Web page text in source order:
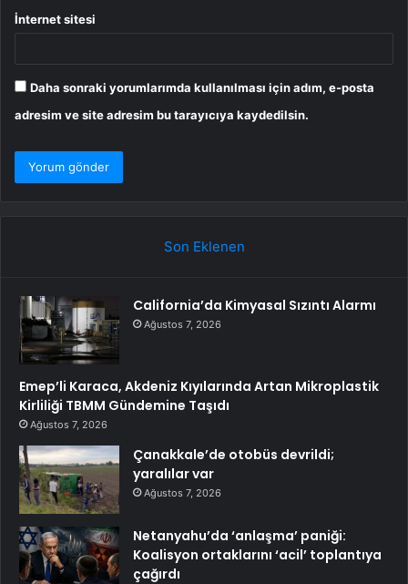
İnternet sitesi
Daha sonraki yorumlarımda kullanılması için adım, e-posta
adresim ve site adresim bu tarayıcıya kaydedilsin.
Son Eklenen
California’da Kimyasal Sızıntı Alarmı
Ağustos 7, 2026
Emep’li Karaca, Akdeniz Kıyılarında Artan Mikroplastik
Kirliliği TBMM Gündemine Taşıdı
Ağustos 7, 2026
Çanakkale’de otobüs devrildi;
yaralılar var
Ağustos 7, 2026
Netanyahu’da ‘anlaşma’ paniği:
Koalisyon ortaklarını ‘acil’ toplantıya
çağırdı